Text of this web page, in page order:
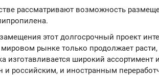
рассматривают возможность
этот долгосрочный проект
рынке только продолжает
изготавливается широкий ассортимент
российским, и иностранным